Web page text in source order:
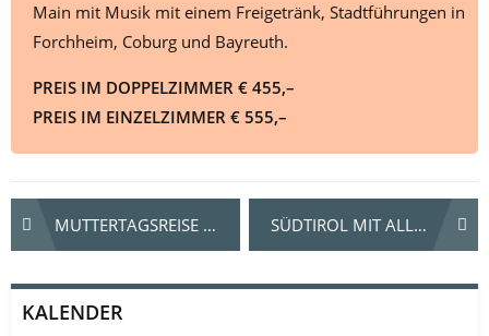
Main mit Musik mit einem Freigetränk, Stadtführungen in
Forchheim, Coburg und Bayreuth.
PREIS IM DOPPELZIMMER € 455,–
PREIS IM EINZELZIMMER € 555,–
Beitrags-
Navigation
MUTTERTAGSREISE INS BLAUE SÜDTIROL MIT ALLEN SEINEN FACETTEN ERLEBEN…
KALENDER